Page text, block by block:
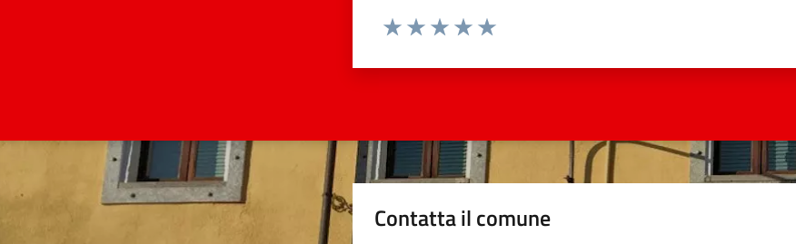
Valuta da 1 a 5 stelle la pagina
Contatta il comune